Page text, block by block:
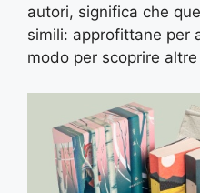
autori, significa che
simili: approfittane per
modo per scoprire